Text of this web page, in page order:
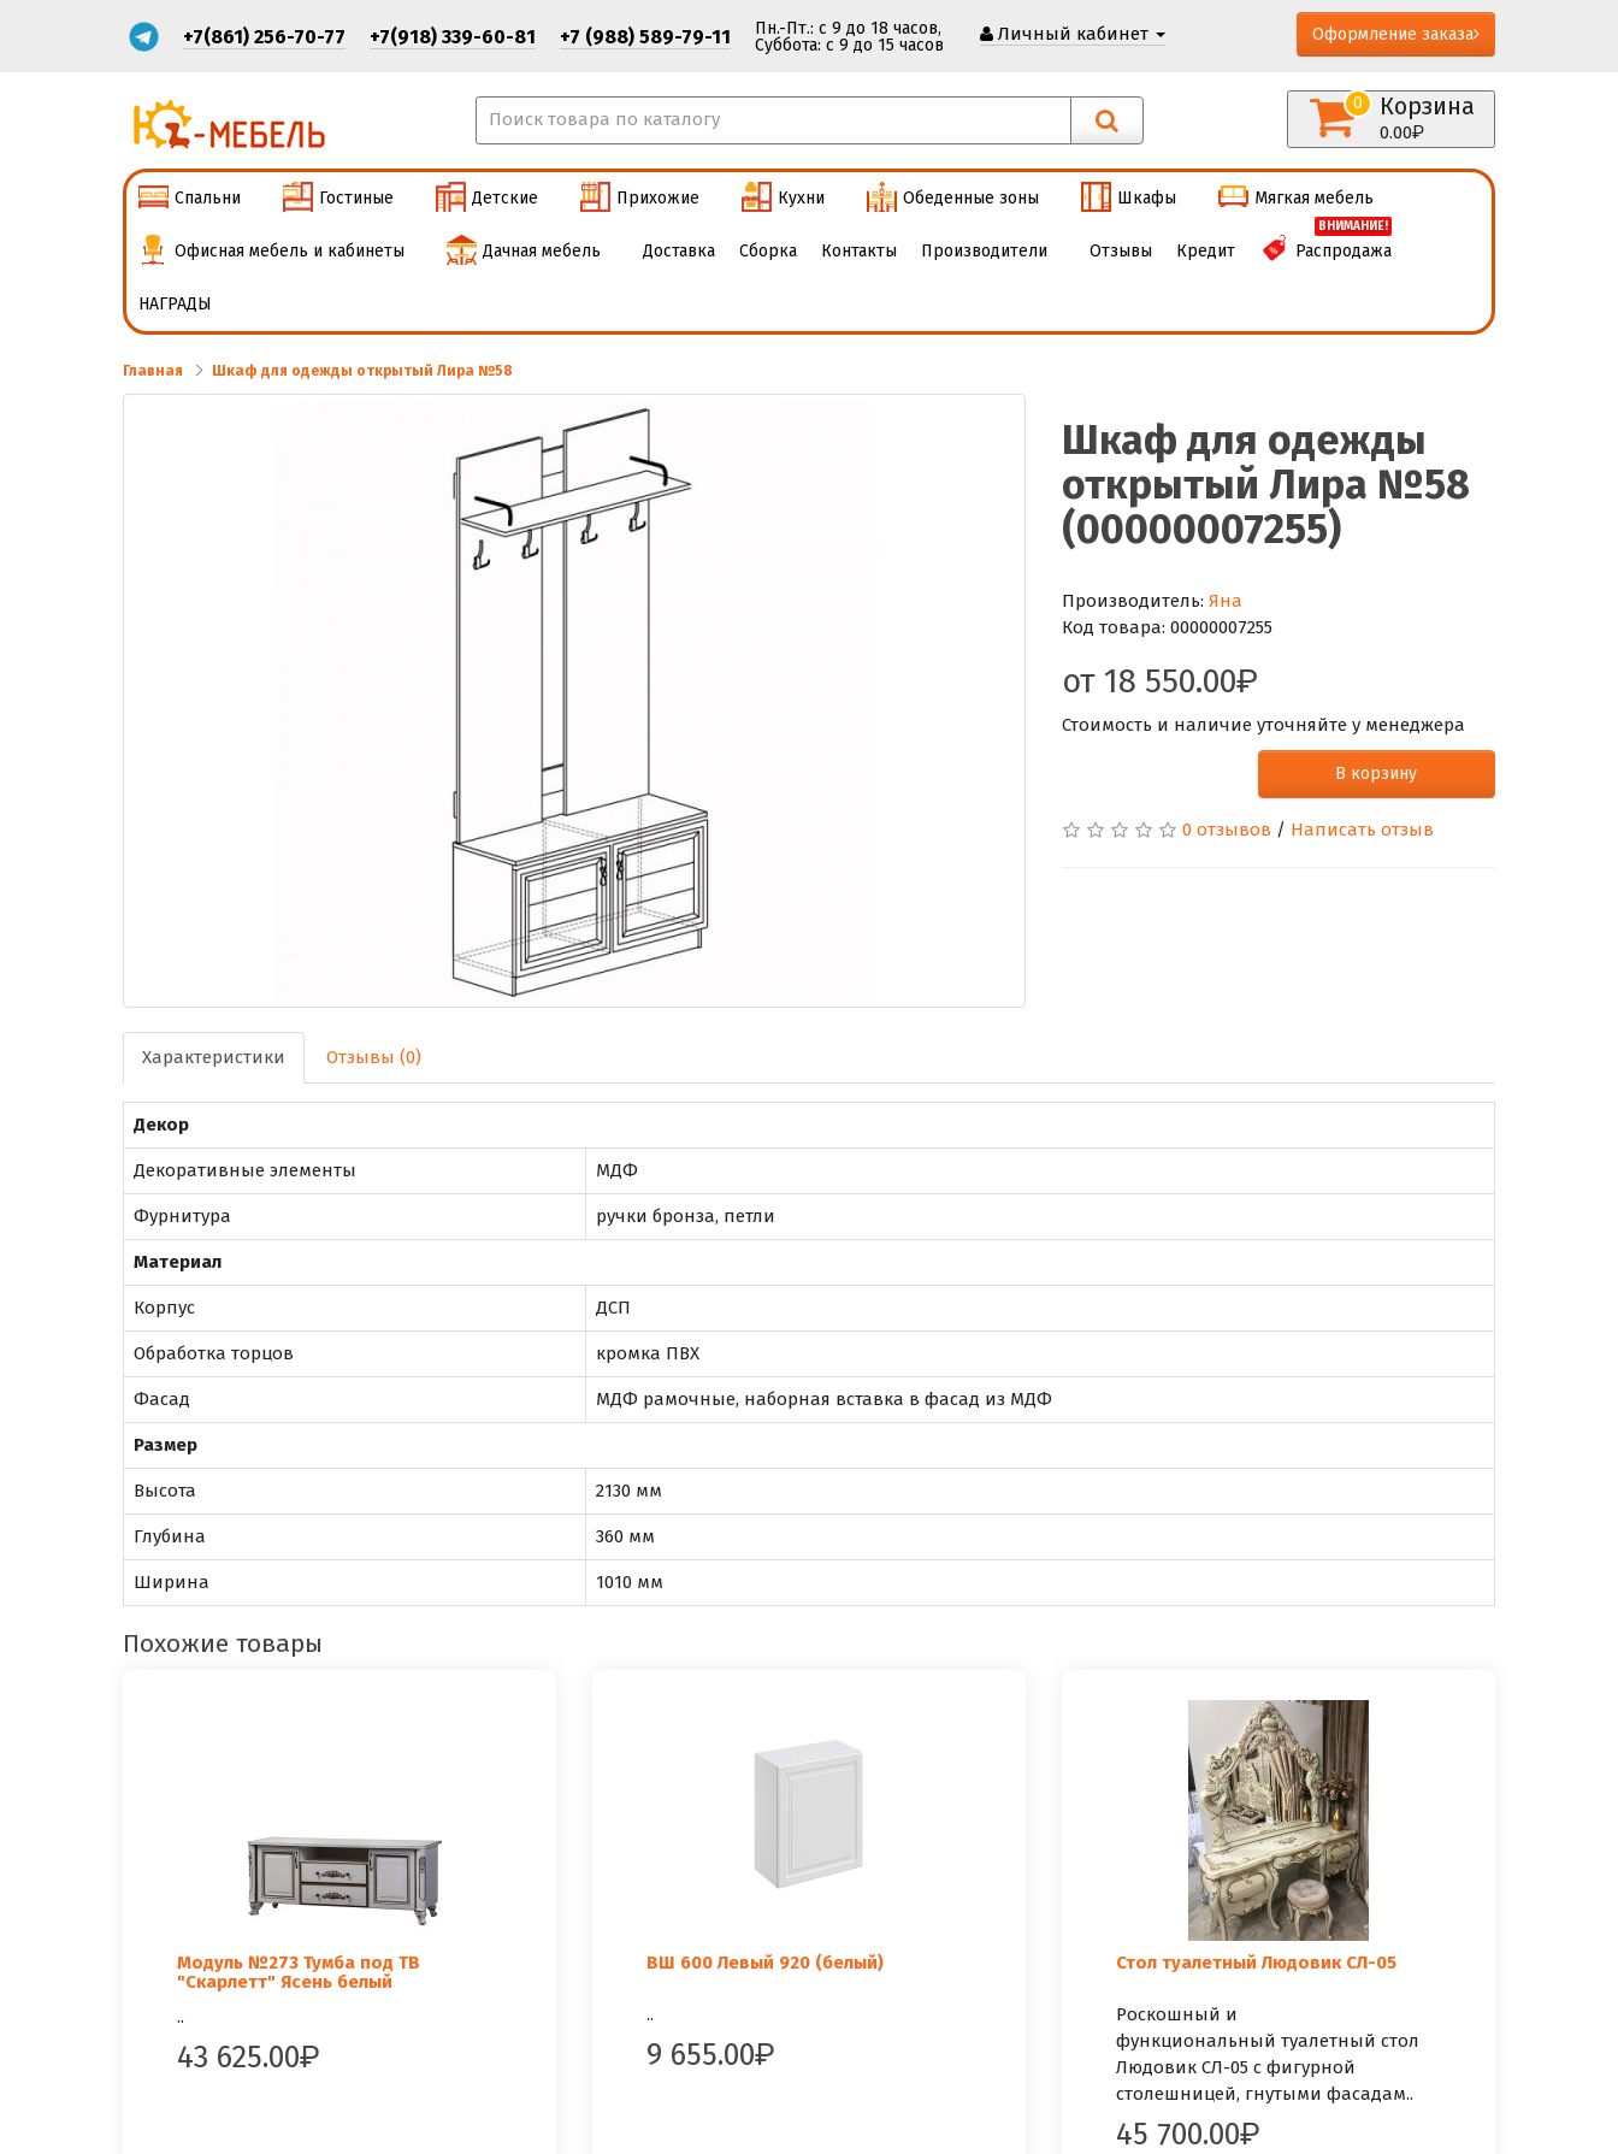
+7(861) 256-70-77 +7(918) 339-60-81 +7 (988) 589-79-11
Пн.-Пт.: с 9 до 18 часов,
Cуббота: с 9 до 15 часов
Личный кабинет Оформление заказа
Корзина
0
0.00
Спальни Гостиные Детские Прихожие Кухни Обеденные зоны Шкафы Мягкая мебель
Офисная мебель и кабинеты Дачная мебель Доставка Сборка Контакты Производители Отзывы Кредит
ВНИМАНИЕ!
Распродажа
НАГРАДЫ
Главная Шкаф для одежды открытый Лира №58
Шкаф для одежды
открытый Лира №58
(00000007255)
Производитель: Яна
Код товара: 00000007255
от 18 550.00
Стоимость и наличие уточняйте у менеджера
В корзину
0 отзывов / Написать отзыв
Характеристики Отзывы (0)
Декор
Декоративные элементы МДФ
Фурнитура ручки бронза, петли
Материал
Корпус ДСП
Обработка торцов кромка ПВХ
Фасад МДФ рамочные, наборная вставка в фасад из МДФ
Размер
Высота 2130 мм
Глубина 360 мм
Ширина 1010 мм
Похожие товары
Модуль №273 Тумба под ТВ
"Скарлетт" Ясень белый
..
43 625.00
ВШ 600 Левый 920 (белый)
..
9 655.00
Стол туалетный Людовик СЛ-05
Роскошный и
функциональный туалетный стол
Людовик СЛ-05 с фигурной
столешницей, гнутыми фасадам..
45 700.00